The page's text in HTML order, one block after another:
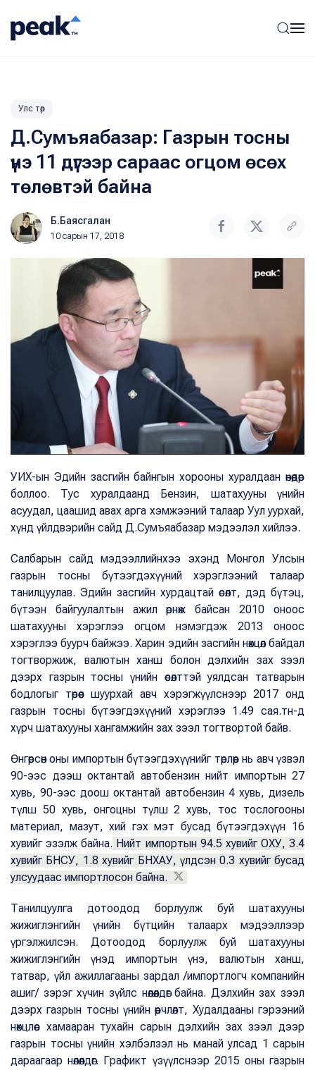
Улс төр
Д.Сумъяабазар: Газрын тосны
үнэ 11 дүгээр сараас огцом өсөх
төлөвтэй байна
Б.Баясгалан
10 сарын 17, 2018
УИХ-ын Эдийн засгийн байнгын хорооны хуралдаан өнөөдөр
боллоо. Тус хуралдаанд Бензин, шатахууны үнийн
асуудал, цаашид авах арга хэмжээний талаар Уул уурхай,
хүнд үйлдвэрийн сайд Д.Сумъяабазар мэдээлэл хийлээ.
Салбарын сайд мэдээллийнхээ эхэнд Монгол Улсын
газрын тосны бүтээгдэхүүний хэрэглээний талаар
танилцуулав. Эдийн засгийн хурдацтай өсөлт, дэд бүтэц,
бүтээн байгуулалтын ажил өрнөж байсан 2010 оноос
шатахууны хэрэглээ огцом нэмэгдэж 2013 оноос
хэрэглээ буурч байжээ. Харин эдийн засгийн нөхцөл байдал
тогтворжиж, валютын ханш болон дэлхийн зах зээл
дээрх газрын тосны үнийн өсөлттэй уялдсан татварын
бодлогыг төрөөс шуурхай авч хэрэгжүүлснээр 2017 онд
газрын тосны бүтээгдэхүүний хэрэглээ 1.49 сая.тн-д
хүрч шатахууны хангамжийн зах зээл тогтвортой байв.
Өнгөрсөн оны импортын бүтээгдэхүүнийг төрлөөр нь авч үзвэл
90-ээс дээш октантай автобензин нийт импортын 27
хувь, 90-ээс доош октантай автобензин 4 хувь, дизель
түлш 50 хувь, онгоцны түлш 2 хувь, тос тослогооны
материал, мазут, хий гэх мэт бусад бүтээгдэхүүн 16
хувийг эзэлж байна. Нийт импортын 94.5 хувийг ОХУ, 3.4
хувийг БНСУ, 1.8 хувийг БНХАУ, үлдсэн 0.3 хувийг бусад
улсуудаас импортлосон байна.
Танилцуулга дотоодод борлуулж буй шатахууны
жижиглэнгийн үнийн бүтцийн талаарх мэдээллээр
үргэлжилсэн. Дотоодод борлуулж буй шатахууны
жижиглэнгийн үнэд импортын үнэ, валютын ханш,
татвар, үйл ажиллагааны зардал /импортлогч компанийн
ашиг/ зэрэг хүчин зүйлс нөлөөлдөг байна. Дэлхийн зах зээл
дээрх газрын тосны үнийн өөрчлөлт, Худалдааны гэрээний
нөхцлөөс хамааран тухайн сарын дэлхийн зах зээл дээр
газрын тосны үнийн хэлбэлзэл нь манай улсад 1 сарын
дараагаар нөлөөлдөг. Графикт үзүүлснээр 2015 оны газрын